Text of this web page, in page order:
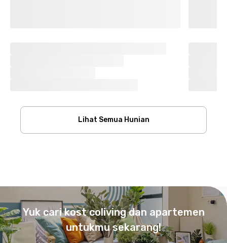
Lihat Semua Hunian
Yuk cari kost coliving dan apartemen
untukmu sekarang!